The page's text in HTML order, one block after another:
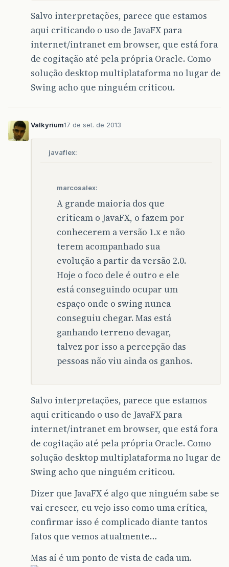
Salvo interpretações, parece que estamos
aqui criticando o uso de JavaFX para
internet/intranet em browser, que está fora
de cogitação até pela própria Oracle. Como
solução desktop multiplataforma no lugar de
Swing acho que ninguém criticou.
Valkyrium17 de set. de 2013
javaflex:
marcosalex:
A grande maioria dos que
criticam o JavaFX, o fazem por
conhecerem a versão 1.x e não
terem acompanhado sua
evolução a partir da versão 2.0.
Hoje o foco dele é outro e ele
está conseguindo ocupar um
espaço onde o swing nunca
conseguiu chegar. Mas está
ganhando terreno devagar,
talvez por isso a percepção das
pessoas não viu ainda os ganhos.
Salvo interpretações, parece que estamos
aqui criticando o uso de JavaFX para
internet/intranet em browser, que está fora
de cogitação até pela própria Oracle. Como
solução desktop multiplataforma no lugar de
Swing acho que ninguém criticou.
Dizer que JavaFX é algo que ninguém sabe se
vai crescer, eu vejo isso como uma crítica,
confirmar isso é complicado diante tantos
fatos que vemos atualmente…
Mas aí é um ponto de vista de cada um.